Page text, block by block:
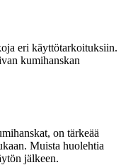
eri käyttötarkoituksiin.
kumihanskan
on tärkeää
Muista huolehtia
jälkeen.